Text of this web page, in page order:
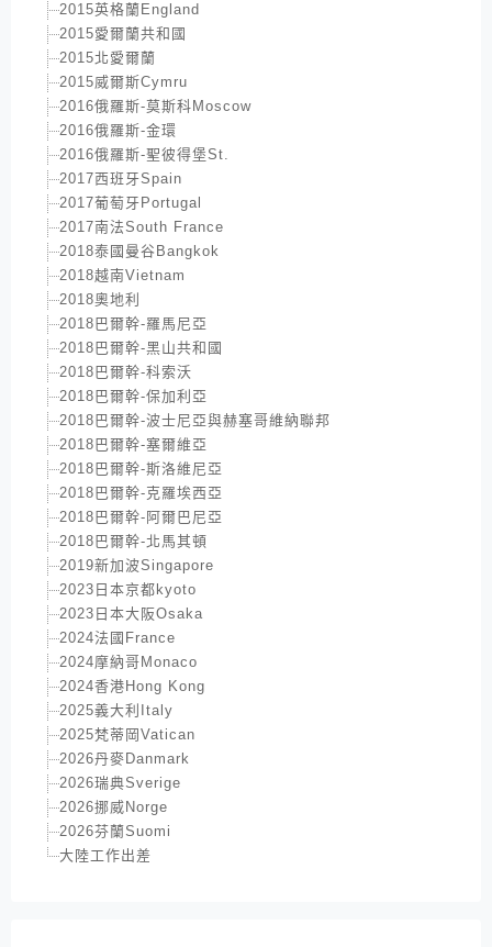
2015英格蘭England
2015愛爾蘭共和國
2015北愛爾蘭
2015威爾斯Cymru
2016俄羅斯-莫斯科Moscow
2016俄羅斯-金環
2016俄羅斯-聖彼得堡St.
2017西班牙Spain
2017葡萄牙Portugal
2017南法South France
2018泰國曼谷Bangkok
2018越南Vietnam
2018奧地利
2018巴爾幹-羅馬尼亞
2018巴爾幹-黑山共和國
2018巴爾幹-科索沃
2018巴爾幹-保加利亞
2018巴爾幹-波士尼亞與赫塞哥維納聯邦
2018巴爾幹-塞爾維亞
2018巴爾幹-斯洛維尼亞
2018巴爾幹-克羅埃西亞
2018巴爾幹-阿爾巴尼亞
2018巴爾幹-北馬其頓
2019新加波Singapore
2023日本京都kyoto
2023日本大阪Osaka
2024法國France
2024摩納哥Monaco
2024香港Hong Kong
2025義大利Italy
2025梵蒂岡Vatican
2026丹麥Danmark
2026瑞典Sverige
2026挪威Norge
2026芬蘭Suomi
大陸工作出差